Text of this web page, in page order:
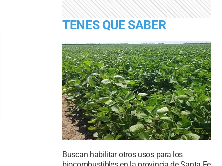
TENES QUE SABER
Buscan habilitar otros usos para los
biocombustibles en la provincia de Santa Fe